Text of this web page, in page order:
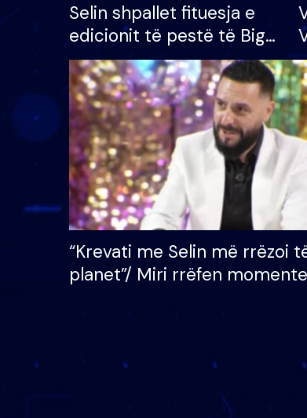
Selin shpallet fituesja e
edicionit të pestë të Big
Brother VIP, rrëmben
çmimin e madh prej 100
mijë eurosh
“Krevati me Selin më rrëzoi
planet”/ Miri rrëfen
mungojë zilja e mëngjesit kur…